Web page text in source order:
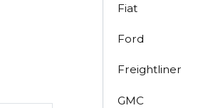
Fiat
Ford
Freightliner
GMC